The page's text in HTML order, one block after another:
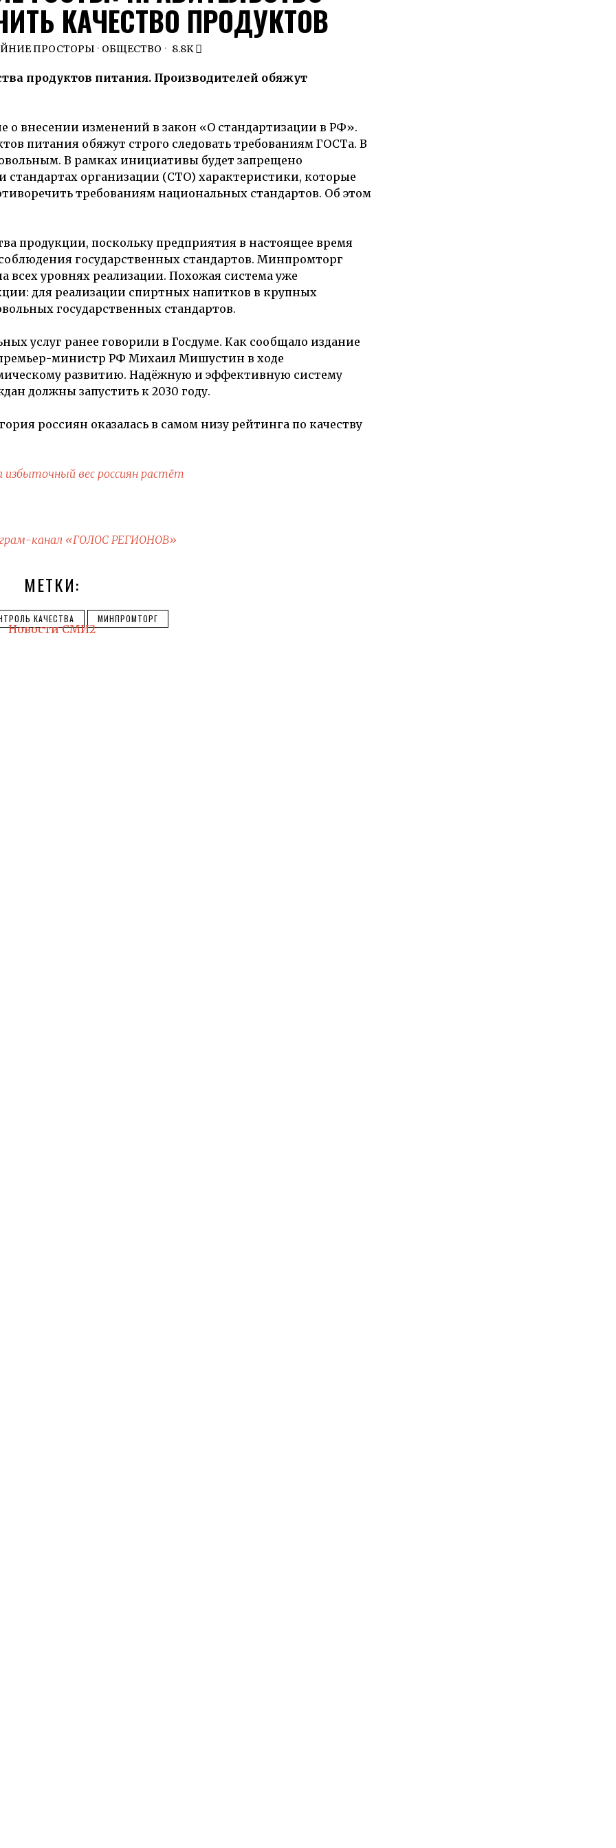
КАЧЕСТВО ПРОДУКТОВ
ПРОСТОРЫ · ОБЩЕСТВО 8.8K
продуктов питания. Производителей обяжут
внесении изменений в закон «О стандартизации в РФ».
питания обяжут строго следовать требованиям ГОСТа. В
В рамках инициативы будет запрещено
стандартах организации (СТО) характеристики, которые
требованиям национальных стандартов. Об этом
продукции, поскольку предприятия в настоящее время
государственных стандартов. Минпромторг
всех уровнях реализации. Похожая система уже
для реализации спиртных напитков в крупных
государственных стандартов.
услуг ранее говорили в Госдуме. Как сообщало издание
премьер-министр РФ Михаил Мишустин в ходе
развитию. Надёжную и эффективную систему
должны запустить к 2030 году.
россиян оказалась в самом низу рейтинга по качеству
вес россиян растёт
канал «ГОЛОС РЕГИОНОВ»
МЕТКИ:
КАЧЕСТВА МИНПРОМТОРГ
Новости СМИ2